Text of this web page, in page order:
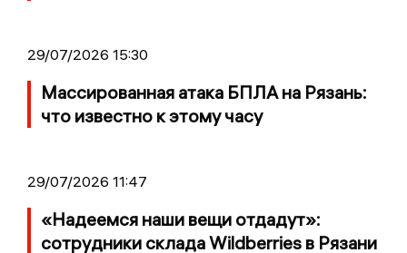
29/07/2026 15:30
Массированная атака БПЛА на Рязань:
что известно к этому часу
29/07/2026 11:47
«Надеемся наши вещи отдадут»:
сотрудники склада Wildberries в Рязани